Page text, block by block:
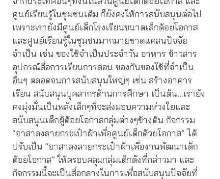
ศูนย์เรียนรู้ในชุมชนเดิม ก็ยังคงให้การสนับสนุนต่อไป
เพราะเรายังมีศูนย์เด็กโรงเรียนขนาดเล็กด้อยโอกาส
และศูนย์เรียนรู้ในชุมชนมากมายขาดแคลนปัจจัย
จำเป็น เช่น ของใช้จำเป็นประจำวัน อาหาร ข้าวสาร
อุปกรณ์สื่อการเรียนการสอน ของกินของใช้ที่จำเป็น
อื่นๆ ตลอดจนการสนับสนุนใหญ่ๆ เช่น สร้างอาคาร
เรียน สนับสนุนบุคลากรด้านการศึกษา เป็นต้น…เรายัง
คงมุ่งมั่นเป็นพลังเล็กๆที่จะส่งมอบความห่วงใยและ
สนับสนุนเด็กผู้ด้อยโอกาสกลุ่มต่างๆข้างต้น กิจกรรม
“อาสาลงลายกระเป๋าผ้าเพื่อศูนย์เด็กด้วยโอกาส” ได้
ปรับเป็น “อาสาลงลายกระเป๋าผ้าเพื่องานพัฒนาเด็ก
ด้อยโอกาส” ให้ครอบคลุมกลุ่มเด็กดังที่กล่าวมา และ
กิจกรรมนี้จะเป็นสื่อกลางในการเพื่อสนับสนุนปัจจัยที่